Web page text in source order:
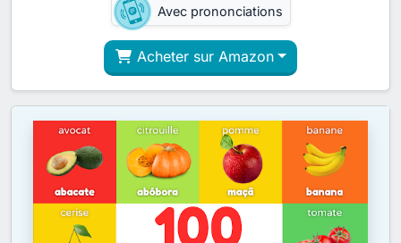
Avec prononciations
Acheter sur Amazon